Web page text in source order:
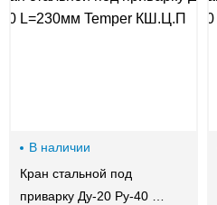
В наличии
Кран стальной под
приварку Ду-20 Ру-40 …